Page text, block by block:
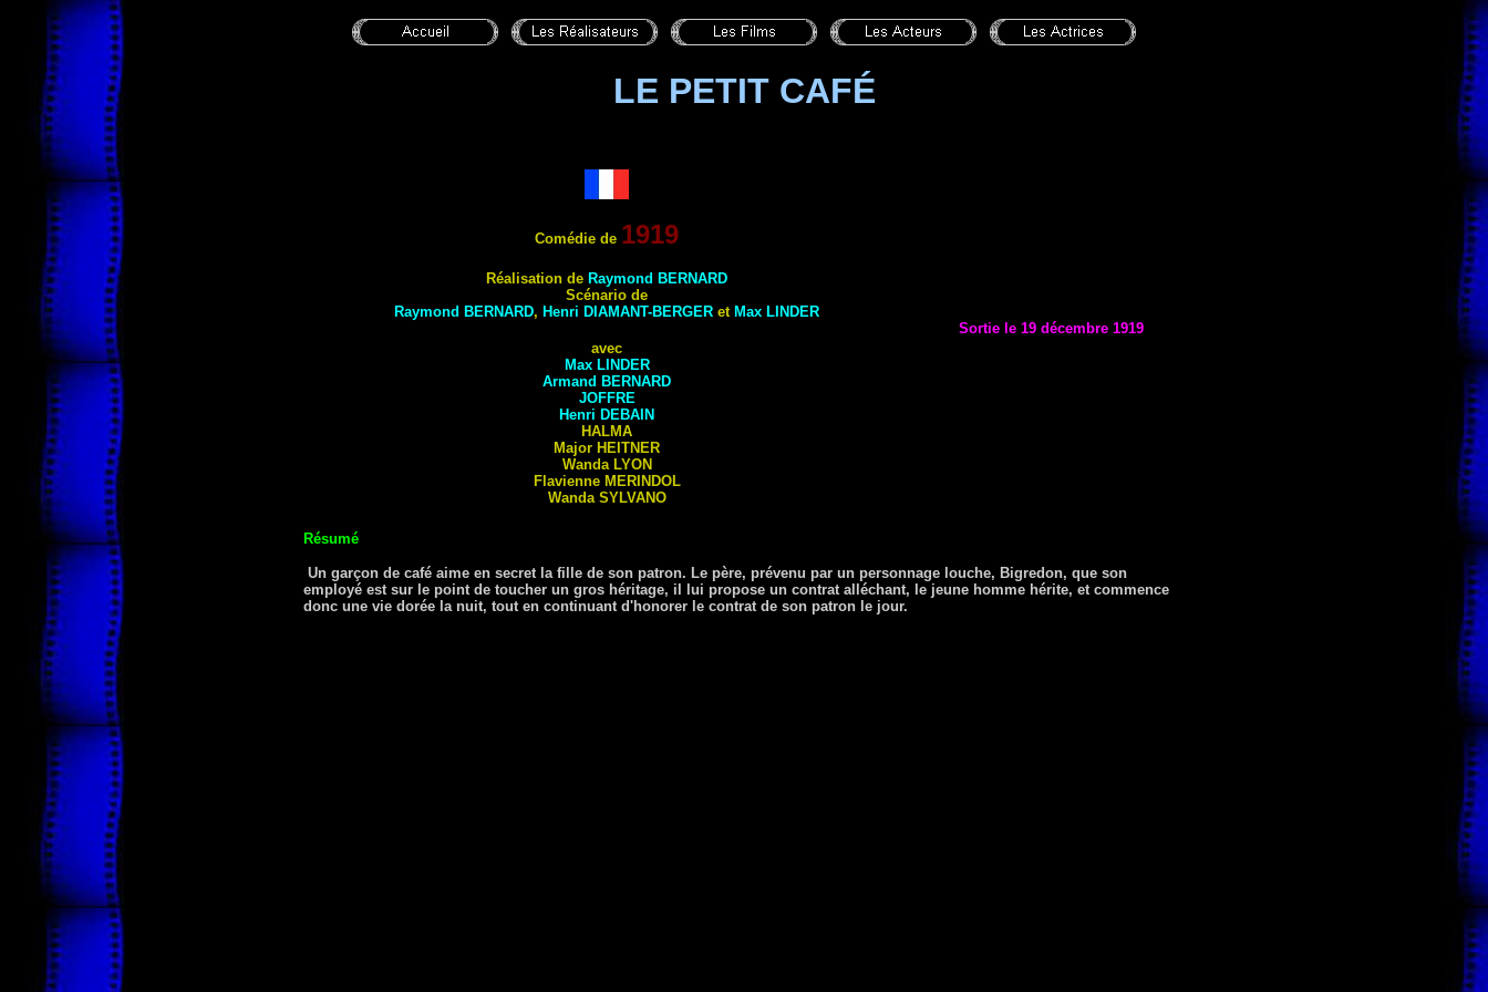
LE PETIT CAFÉ
Comédie de 1919
Réalisation de Raymond BERNARD
Scénario de
Raymond BERNARD, Henri DIAMANT-BERGER et Max LINDER
avec
Max LINDER
Armand BERNARD
JOFFRE
Henri DEBAIN
HALMA
Major HEITNER
Wanda LYON
Flavienne MERINDOL
Wanda SYLVANO
Sortie le 19 décembre 1919
Résumé
Un garçon de café aime en secret la fille de son patron. Le père, prévenu par un personnage louche, Bigredon, que son
employé est sur le point de toucher un gros héritage, il lui propose un contrat alléchant, le jeune homme hérite, et commence
donc une vie dorée la nuit, tout en continuant d'honorer le contrat de son patron le jour.